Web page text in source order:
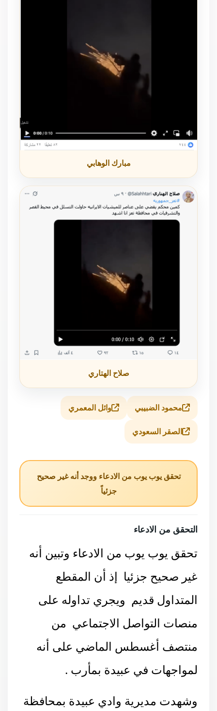
مبارك الوهابي
صلاح الهتاري
محمود الضبيبي وائل المعمري
الصقر السعودي
تحقق يوب يوب من الادعاء ووجد أنه غير صحيح
جزئياً
التحقق من الادعاء
تحقق يوب يوب من الادعاء وتبين أنه
غير صحيح جزئيا إذ أن المقطع
المتداول قديم ويجري تداوله على
منصات التواصل الاجتماعي من
منتصف أغسطس الماضي على أنه
لمواجهات في عبيدة بمأرب .
وشهدت مديرية وادي عبيدة بمحافظة